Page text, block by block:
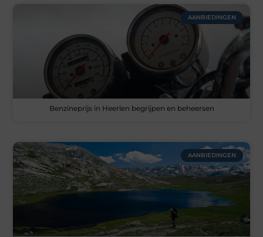
AANBIEDINGEN
Benzineprijs in Heerlen begrijpen en beheersen
AANBIEDINGEN